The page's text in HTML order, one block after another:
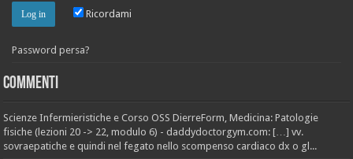
Ricordami
Password persa?
Commenti
Scienze Infermieristiche e Corso OSS DierreForm, Medicina: Patologie
fisiche (lezioni 20 -> 22, modulo 6) - daddydoctorgym.com: […] vv.
sovraepatiche e quindi nel fegato nello scompenso cardiaco dx o gl...